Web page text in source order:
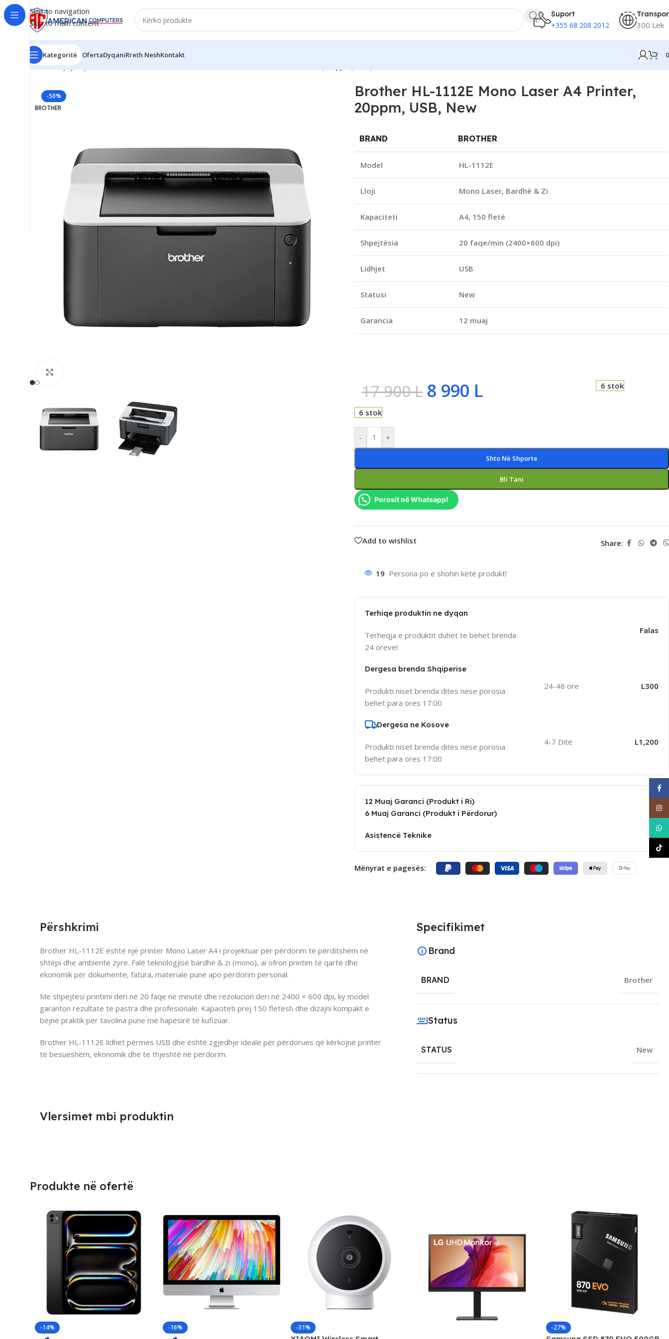
Skip to navigation
Skip to main content
Suport
+355 68 208 2012 300 Lek
Kategoritë OfertaDyqaniRreth NeshKontakt
Kreu/Pajisje Zyre
-50%
BROTHER
Brother HL-1112E Mono Laser A4 Printer,
20ppm, USB, New
BRAND BROTHER
Model HL-1112E
Lloji Mono Laser, Bardhë & Zi
Kapaciteti A4, 150 fletë
Shpejtësia 20 faqe/min (2400×600 dpi)
Lidhjet USB
Statusi New
Garancia 12 muaj
17 900L 8 990 L 6 stok
6 stok
- +
Shto Në Shporte
Bli Tani
Porosit në Whatsapp!
Add to wishlist Share:
19 Persona po e shohin këtë produkt!
Terhiqe produktin ne dyqan
Terheqja e produktit duhet te behet brenda
24 oreve!
Falas
Dergesa brenda Shqiperise
Produkti niset brenda dites nese porosia
behet para ores 17:00
24-48 ore L300
Dergesa ne Kosove
Produkti niset brenda dites nese porosia
behet para ores 17:00
4-7 Ditë L1,200
12 Muaj Garanci (Produkt i Ri)
6 Muaj Garanci (Produkt i Përdorur)
Asistencë Teknike
Mënyrat e pagesës:
Përshkrimi
Brother HL-1112E është një printer Mono Laser A4 i projektuar për përdorim të përditshëm në
shtëpi dhe ambiente zyre. Falë teknologjisë bardhë & zi (mono), ai ofron printim të qartë dhe
ekonomik për dokumente, fatura, materiale pune apo përdorim personal.
Me shpejtësi printimi deri në 20 faqe në minutë dhe rezolucion deri në 2400 × 600 dpi, ky model
garanton rezultate të pastra dhe profesionale. Kapaciteti prej 150 fletësh dhe dizajni kompakt e
bëjnë praktik për tavolina pune me hapësirë të kufizuar.
Brother HL-1112E lidhet përmes USB dhe është zgjedhje ideale për përdorues që kërkojnë printer
të besueshëm, ekonomik dhe të thjeshtë në përdorim.
Specifikimet
Brand
BRAND Brother
Status
STATUS New
Vlersimet mbi produktin
Produkte në ofertë
-14% -16% -31% -27%